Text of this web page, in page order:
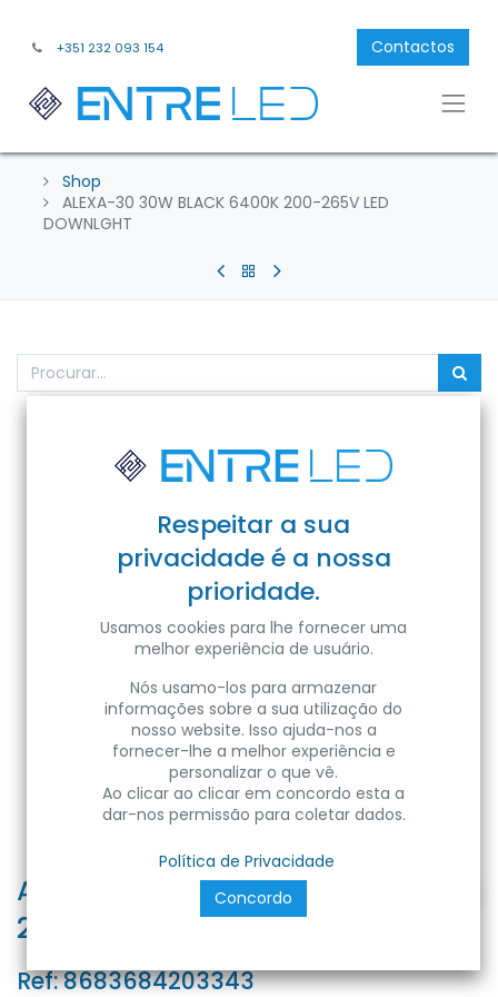
+351 232 093 154 Contactos
Shop
ALEXA-30 30W BLACK 6400K 200-265V LED
DOWNLGHT
ALEXA-30 30W BLACK 6400K 200-
265V LED DOWNLGHT
Ref:8683684203343
Respeitar a sua
privacidade é a nossa
prioridade.
Usamos cookies para lhe fornecer uma
melhor experiência de usuário.
Nós usamo-los para armazenar
informações sobre a sua utilização do
nosso website. Isso ajuda-nos a
fornecer-lhe a melhor experiência e
personalizar o que vê.
Ao clicar ao clicar em concordo esta a
dar-nos permissão para coletar dados.
Política de Privacidade
Concordo